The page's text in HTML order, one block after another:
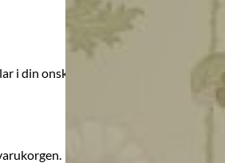
i din onskelista.